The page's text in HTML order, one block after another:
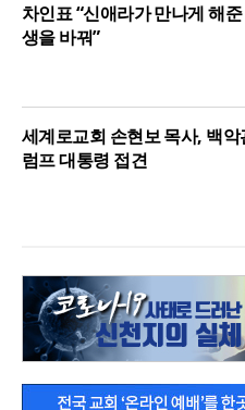
차인표 “신애라가 만나게 해
생을 바꿔”
세계로교회 손현보 목사, 백
럼프 대통령 접견